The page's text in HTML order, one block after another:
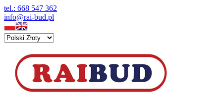
tel.: 668 547 362
info@rai-bud.pl